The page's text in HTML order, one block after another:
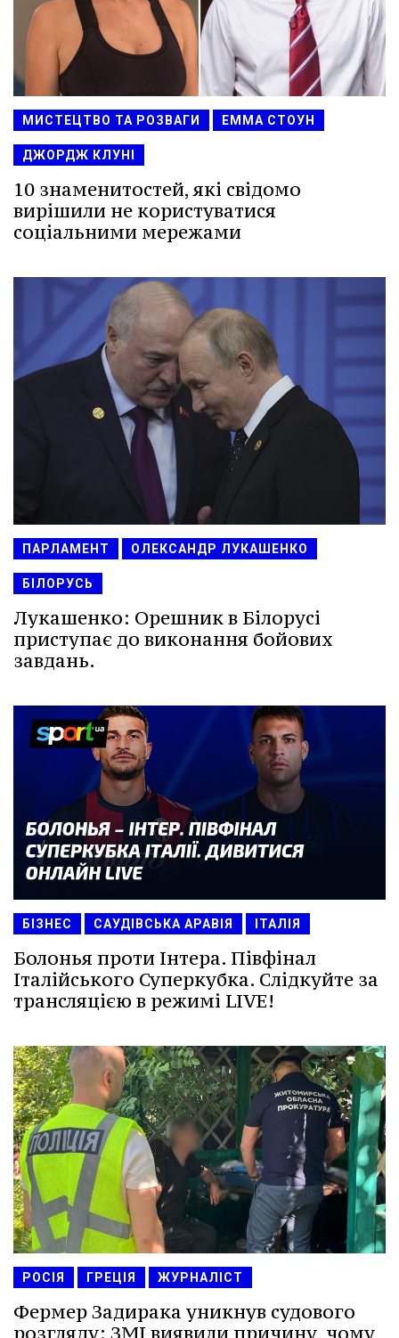
МИСТЕЦТВО ТА РОЗВАГИ ЕММА СТОУН
ДЖОРДЖ КЛУНІ
10 знаменитостей, які свідомо
вирішили не користуватися
соціальними мережами
ПАРЛАМЕНТ ОЛЕКСАНДР ЛУКАШЕНКО
БІЛОРУСЬ
Лукашенко: Орешник в Білорусі
приступає до виконання бойових
завдань.
БІЗНЕС САУДІВСЬКА АРАВІЯ ІТАЛІЯ
Болонья проти Інтера. Півфінал
Італійського Суперкубка. Слідкуйте за
трансляцією в режимі LIVE!
РОСІЯ ГРЕЦІЯ ЖУРНАЛІСТ
Фермер Задирака уникнув судового